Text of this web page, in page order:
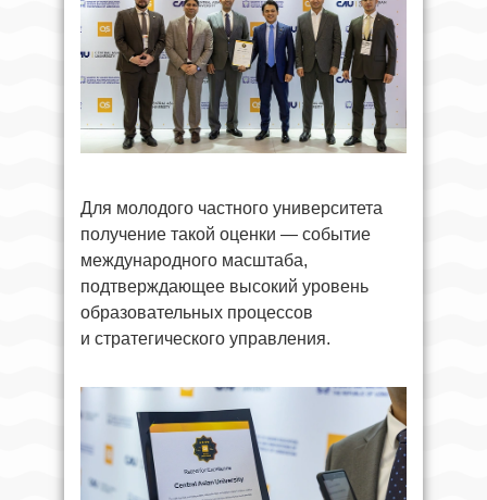
Для молодого частного университета
получение такой оценки — событие
международного масштаба,
подтверждающее высокий уровень
образовательных процессов
и стратегического управления.